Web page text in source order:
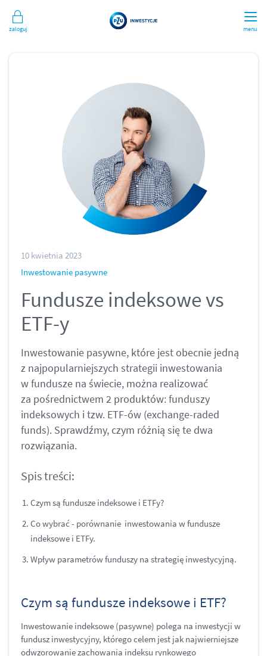
menu
Zaloguj
10 kwietnia 2023
Inwestowanie pasywne
Fundusze indeksowe vs
ETF-y
Inwestowanie pasywne, które jest obecnie jedną
z najpopularniejszych strategii inwestowania
w fundusze na świecie, można realizować
za pośrednictwem 2 produktów: funduszy
indeksowych i tzw. ETF-ów (exchange-raded
funds). Sprawdźmy, czym różnią się te dwa
rozwiązania.
Spis treści:
Czym są fundusze indeksowe i ETFy?
Co wybrać - porównanie inwestowania w fundusze
indeksowe i ETFy.
Wpływ parametrów funduszy na strategię inwestycyjną.
Czym są fundusze indeksowe i ETF?
Inwestowanie indeksowe (pasywne) polega na inwestycji w
fundusz inwestycyjny, którego celem jest jak najwierniejsze
odwzorowanie zachowania indeksu rynkowego